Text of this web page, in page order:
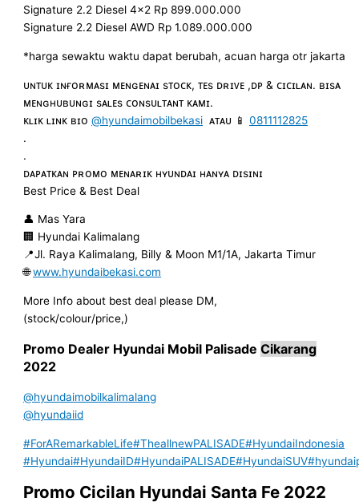
Signature 2.2 Diesel 4×2 Rp 899.000.000
Signature 2.2 Diesel AWD Rp 1.089.000.000
*harga sewaktu waktu dapat berubah, acuan harga otr jakarta
ᴜɴᴛᴜᴋ ɪɴғᴏʀᴍᴀsɪ ᴍᴇɴɢᴇɴᴀɪ sᴛᴏᴄᴋ, ᴛᴇs ᴅʀɪᴠᴇ ,ᴅᴘ & ᴄɪᴄɪʟᴀɴ. ʙɪsᴀ
ᴍᴇɴɢʜᴜʙᴜɴɢɪ sᴀʟᴇs ᴄᴏɴsᴜʟᴛᴀɴᴛ ᴋᴀᴍɪ.
ᴋʟɪᴋ ʟɪɴᴋ ʙɪᴏ@hyundaimobilbekasi ᴀᴛᴀᴜ 📱0811112825
.
.
ᴅᴀᴘᴀᴛᴋᴀɴ ᴘʀᴏᴍᴏ ᴍᴇɴᴀʀɪᴋ ʜʏᴜɴᴅᴀɪ ʜᴀɴʏᴀ ᴅɪsɪɴɪ
Best Price & Best Deal
👤 Mas Yara
🏢 Hyundai Kalimalang
📍Jl. Raya Kalimalang, Billy & Moon M1/1A, Jakarta Timur
🌐www.hyundaibekasi.com
More Info about best deal please DM,
(stock/colour/price,)
Promo Dealer Hyundai Mobil PalisadeCikarang
2022
@hyundaimobilkalimalang
@hyundaiid
#ForARemarkableLife#TheallnewPALISADE#HyundaiIndonesia
#Hyundai#HyundaiID#HyundaiPALISADE#HyundaiSUV
Promo Cicilan Hyundai Santa Fe 2022